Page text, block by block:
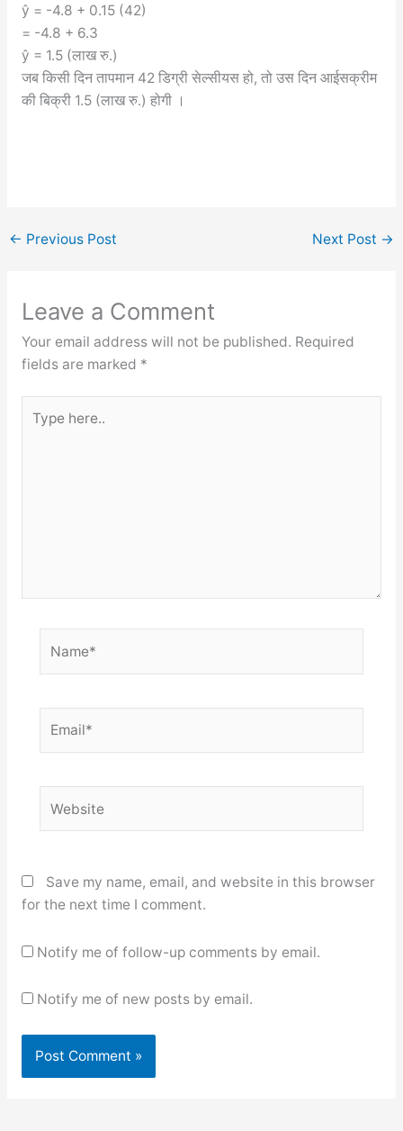
ŷ = -4.8 + 0.15 (42)
= -4.8 + 6.3
ŷ = 1.5 (लाख रु.)
जब किसी दिन तापमान 42 डिग्री सेल्सीयस हो, तो उस दिन आईसक्रीम
की बिक्री 1.5 (लाख रु.) होगी ।
← Previous Post Next Post →
Leave a Comment
Your email address will not be published. Required
fields are marked *
here..
Save my name, email, and website in this browser
for the next time I comment.
Notify me of follow-up comments by email.
Notify me of new posts by email.